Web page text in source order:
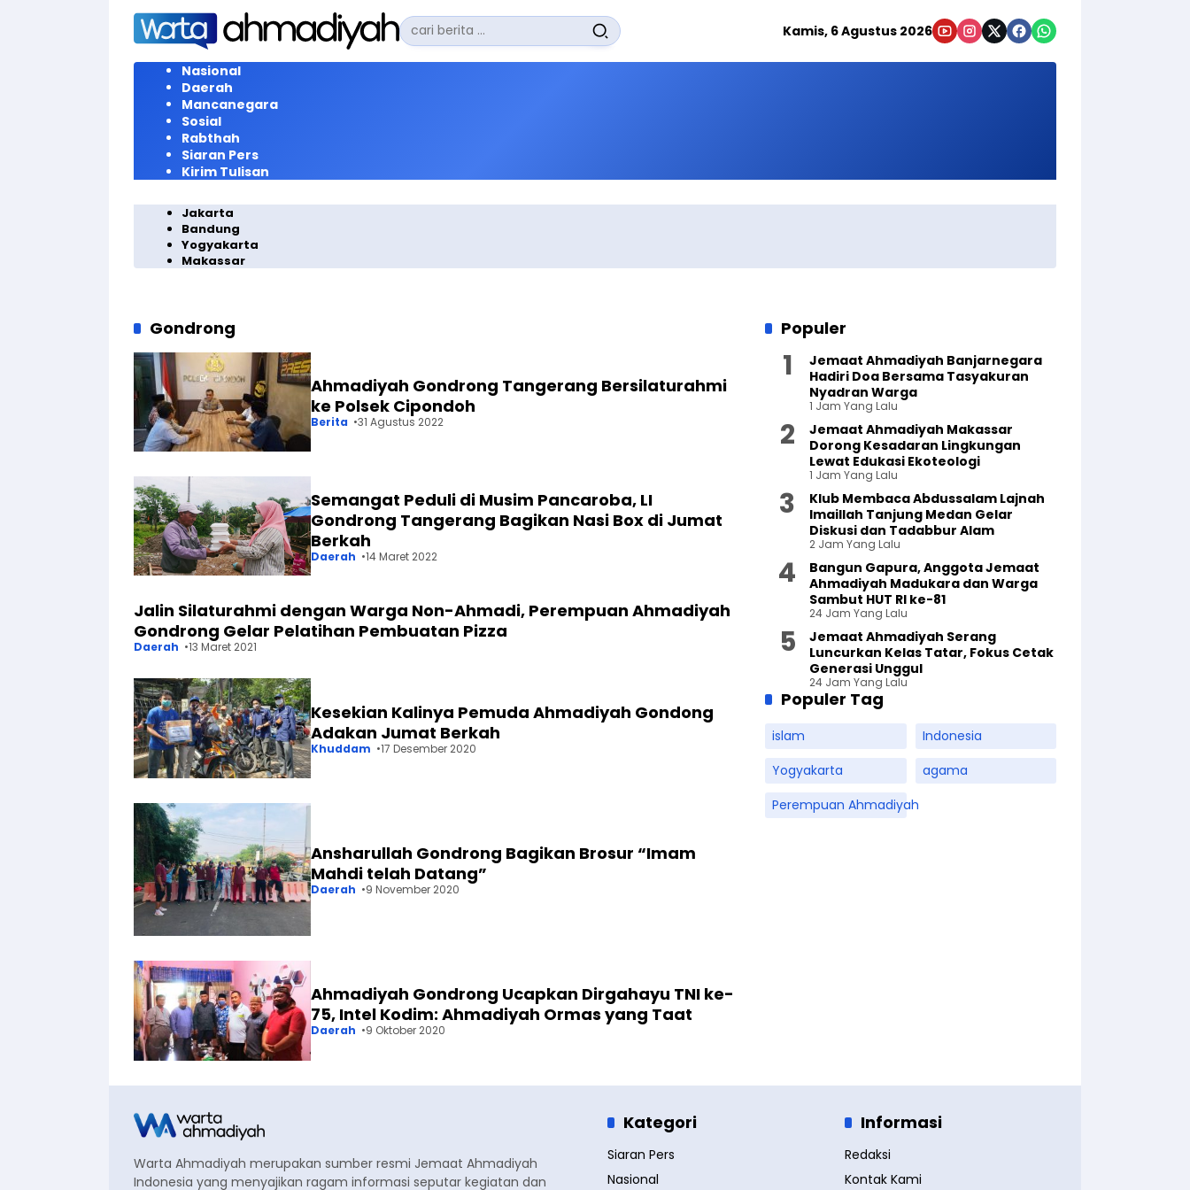
Langsung
konten
Pencarian
untuk:
Kamis, 6 Agustus 2026
Nasional
Daerah
Mancanegara
Sosial
Rabthah
Siaran Pers
Kirim Tulisan
Jakarta
Bandung
Yogyakarta
Makassar
Gondrong
Ahmadiyah Gondrong Tangerang Bersilaturahmi
ke Polsek Cipondoh
Berita 31 Agustus 2022
Semangat Peduli di Musim Pancaroba, LI
Gondrong Tangerang Bagikan Nasi Box di Jumat
Berkah
Daerah 14 Maret 2022
Jalin Silaturahmi dengan Warga Non-Ahmadi, Perempuan Ahmadiyah
Gondrong Gelar Pelatihan Pembuatan Pizza
Daerah 13 Maret 2021
Kesekian Kalinya Pemuda Ahmadiyah Gondong
Adakan Jumat Berkah
Khuddam 17 Desember 2020
Ansharullah Gondrong Bagikan Brosur “Imam
Mahdi telah Datang”
Daerah 9 November 2020
Ahmadiyah Gondrong Ucapkan Dirgahayu TNI ke-
75, Intel Kodim: Ahmadiyah Ormas yang Taat
Daerah 9 Oktober 2020
Populer
Jemaat Ahmadiyah Banjarnegara
Hadiri Doa Bersama Tasyakuran
Nyadran Warga
1 Jam Yang Lalu
Jemaat Ahmadiyah Makassar
Dorong Kesadaran Lingkungan
Lewat Edukasi Ekoteologi
1 Jam Yang Lalu
Klub Membaca Abdussalam Lajnah
Imaillah Tanjung Medan Gelar
Diskusi dan Tadabbur Alam
2 Jam Yang Lalu
Bangun Gapura, Anggota Jemaat
Ahmadiyah Madukara dan Warga
Sambut HUT RI ke-81
24 Jam Yang Lalu
Jemaat Ahmadiyah Serang
Luncurkan Kelas Tatar, Fokus Cetak
Generasi Unggul
24 Jam Yang Lalu
Populer Tag
islam
Indonesia
Yogyakarta
agama
Perempuan Ahmadiyah
Warta Ahmadiyah merupakan sumber resmi Jemaat Ahmadiyah
Indonesia yang menyajikan ragam informasi seputar kegiatan dan
Kategori
Siaran Pers
Nasional
Informasi
Redaksi
Kontak Kami